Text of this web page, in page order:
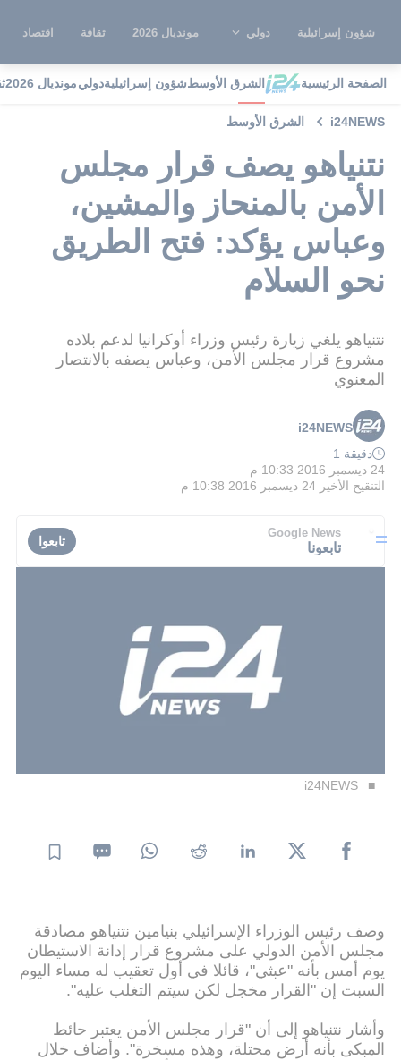
شؤون إسرائيلية دولي مونديال 2026 ثقافة اقتصاد
الصفحة الرئيسية الشرق الأوسطشؤون إسرائيليةدوليمونديال 2026
i24NEWS الشرق الأوسط
نتنياهو يصف قرار مجلس
الأمن بالمنحاز والمشين،
وعباس يؤكد: فتح الطريق
نحو السلام
نتنياهو يلغي زيارة رئيس وزراء أوكرانيا لدعم بلاده
مشروع قرار مجلس الأمن، وعباس يصفه بالانتصار
المعنوي
i24NEWS
دقيقة 1
24 ديسمبر 2016 10:33 م
التنقيح الأخير 24 ديسمبر 2016 10:38 م
Google News
تابعونا تابعوا
i24NEWS
وصف رئيس الوزراء الإسرائيلي بنيامين نتنياهو مصادقة
مجلس الأمن الدولي على مشروع قرار إدانة الاستيطان
يوم أمس بأنه "عبثي"، قائلا في أول تعقيب له مساء اليوم
السبت إن "القرار مخجل لكن سيتم التغلب عليه".
وأشار نتنياهو إلى أن "قرار مجلس الأمن يعتبر حائط
المبكى بأنه أرض محتلة، وهذه مسخرة". وأضاف خلال